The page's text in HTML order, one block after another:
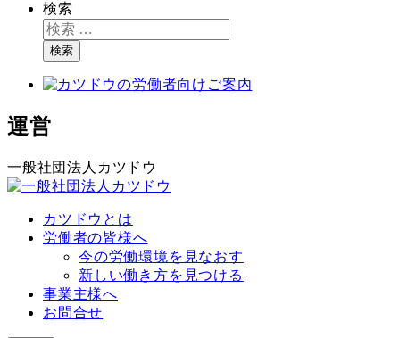
検索
検索
運営
一般社団法人カツドウ
カツドウとは
労働者の皆様へ
今の労働環境を見なおす
新しい働き方を見つける
事業主様へ
お問合せ